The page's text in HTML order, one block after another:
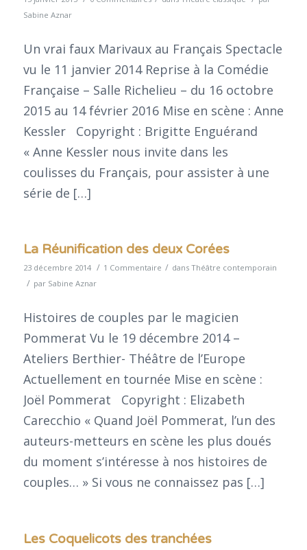
Sabine Aznar
Un vrai faux Marivaux au Français Spectacle
vu le 11 janvier 2014 Reprise à la Comédie
Française – Salle Richelieu – du 16 octobre
2015 au 14 février 2016 Mise en scène : Anne
Kessler Copyright : Brigitte Enguérand
« Anne Kessler nous invite dans les
coulisses du Français, pour assister à une
série de […]
La Réunification des deux Corées
23 décembre 2014 / 1 Commentaire / dans Théâtre contemporain
/ par Sabine Aznar
Histoires de couples par le magicien
Pommerat Vu le 19 décembre 2014 –
Ateliers Berthier- Théâtre de l’Europe
Actuellement en tournée Mise en scène :
Joël Pommerat Copyright : Elizabeth
Carecchio « Quand Joël Pommerat, l’un des
auteurs-metteurs en scène les plus doués
du moment s’intéresse à nos histoires de
couples… » Si vous ne connaissez pas […]
Les Coquelicots des tranchées